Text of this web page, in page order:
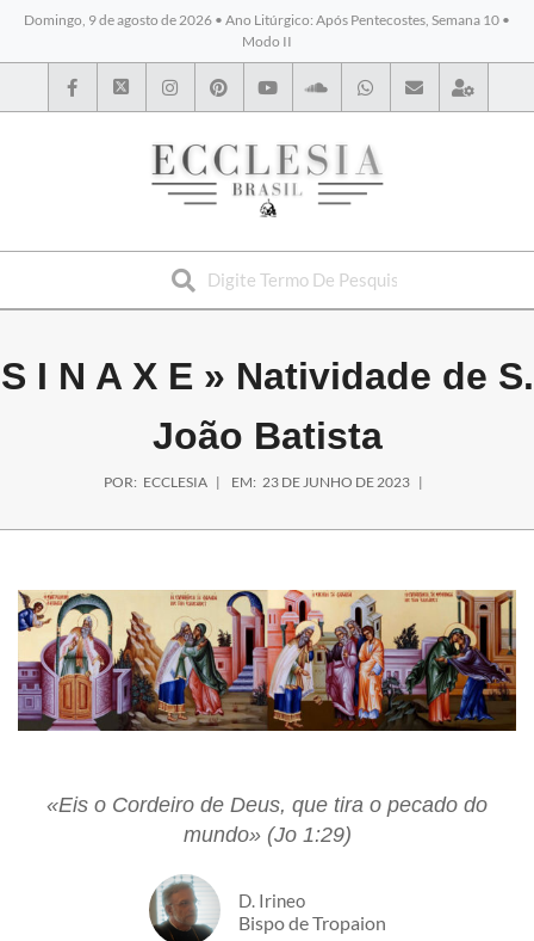
Domingo, 9 de agosto de 2026 • Ano Litúrgico: Após Pentecostes, Semana 10 •
Modo II
BYBLOS
S I N A X E » Natividade de S.
João Batista
POR: ECCLESIA EM: 23 DE JUNHO DE 2023
«Eis o Cordeiro de Deus, que tira o pecado do
mundo» (Jo 1:29)
D. Irineo​
Bispo de Tropaion